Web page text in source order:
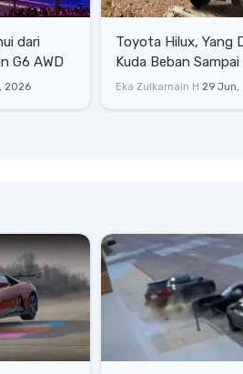
dari
G6 AWD
2026
Toyota Hilux, Yang
Kuda Beban
Lifestyle
Eka Zulkarnain H 29 Jun,